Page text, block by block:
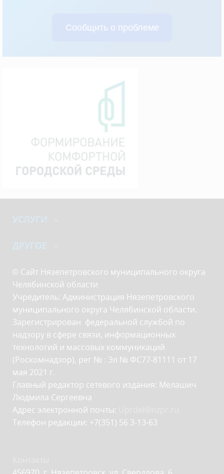
Сообщить о проблеме
УСЛУГИ
ДРУГОЕ
© Сайт Нязепетровского муниципального округа
Челябинской области
Учредитель: Администрация Нязепетровского
муниципального округа Челябинской области.
Зарегистрирован федеральной службой по
надзору в сфере связи, информационных
технологий и массовых коммуникаций
(Роскомнадзор), рег № : Эл № ФС77-81111 от 17
мая 2021 г.
Главный редактор сетевого издания: Мелашич
Людмила Сергеевна
Адрес электронной почты:
Телефон редакции: +7(351) 56 3-13-63